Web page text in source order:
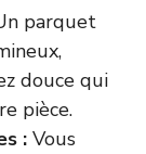
parquet
douce qui
pièce.
: Vous